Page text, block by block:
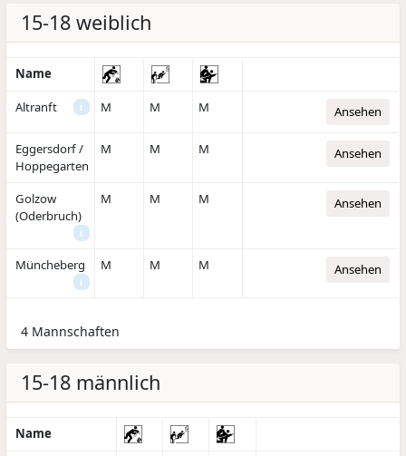
15-18 weiblich
Name
Altranft i M M M Ansehen
Eggersdorf /
Hoppegarten
M M M Ansehen
Golzow
(Oderbruch)
i
M M M Ansehen
Müncheberg
i
M M M Ansehen
4 Mannschaften
15-18 männlich
Name